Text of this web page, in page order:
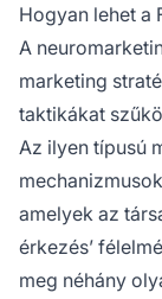
Hogyan lehet a
A
marketing
taktikákat
Az ilyen típusú
amelyek az
érkezés’
meg néhány